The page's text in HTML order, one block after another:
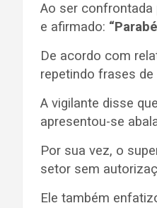
Ao ser confrontada
e afirmado:
De acordo com
repetindo frases
A vigilante disse
apresentou-se
Por sua vez, o
setor sem
Ele também